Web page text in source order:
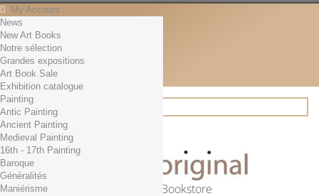
My Account
Contact
English
English
Français
News
Search
Online Art Bookstore
News
New Art Books
Notre sélection
Grandes expositions
Art Book Sale
Exhibition catalogue
Painting
Antic Painting
Ancient Painting
Medieval Painting
16th - 17th Painting
Baroque
Généralités
Maniérisme